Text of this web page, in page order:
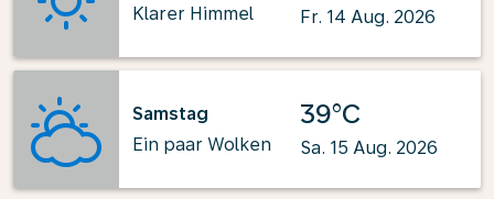
Klarer Himmel
Fr. 14 Aug. 2026
Samstag
Ein paar Wolken
39°C
Sa. 15 Aug. 2026